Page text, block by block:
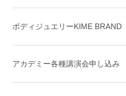
ボディジュエリーKIME BRAND
アカデミー各種講演会申し込み